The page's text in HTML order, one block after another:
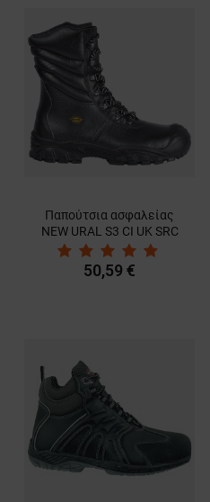
Παπούτσια ασφαλείας
NEW URAL S3 CI UK SRC
50,59 €